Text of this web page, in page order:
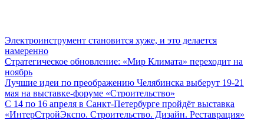
Электроинструмент становится хуже, и это делается
намеренно
Стратегическое обновление: «Мир Климата» переходит на
ноябрь
Лучшие идеи по преображению Челябинска выберут 19-21
мая на выставке-форуме «Строительство»
С 14 по 16 апреля в Санкт-Петербурге пройдёт выставка
«ИнтерСтройЭкспо. Строительство. Дизайн. Реставрация»